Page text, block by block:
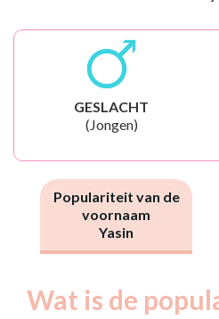
GESLACHT
(Jongen)
Populariteit van de
voornaam
Yasin
Wat is de
Année
Nouveaux-
nés